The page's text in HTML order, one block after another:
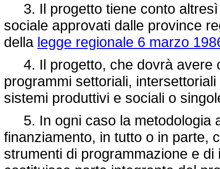
3. Il progetto tiene conto altresì
sociale approvati dalle province
della legge regionale 6 marzo
4. Il progetto, che dovrà avere
programmi settoriali,
sistemi produttivi e sociali o
5. In ogni caso la metodologia
finanziamento, in tutto o in parte,
strumenti di programmazione e